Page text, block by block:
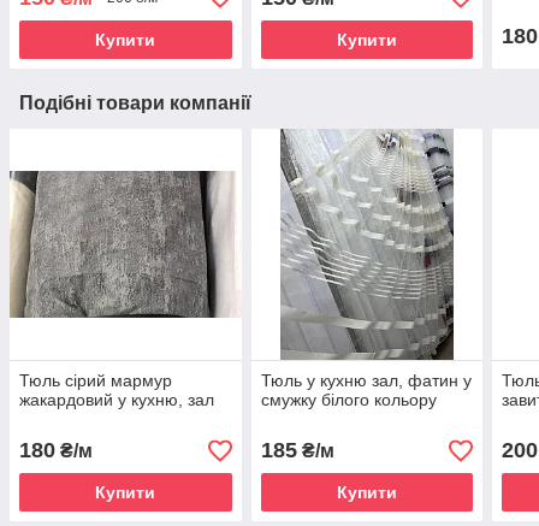
Купити Купити 180
Подібні товари компанії
Тюль сірий мармур
жакардовий у кухню, зал
180 ₴/м
Купити
Тюль у кухню зал, фатин у
смужку білого кольору
185₴/м
Купити
200